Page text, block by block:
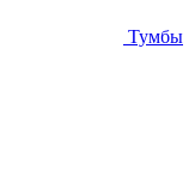
Тумбы